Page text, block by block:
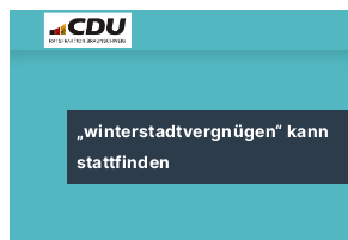
winterstadtvergnügen“ kann
stattfinden